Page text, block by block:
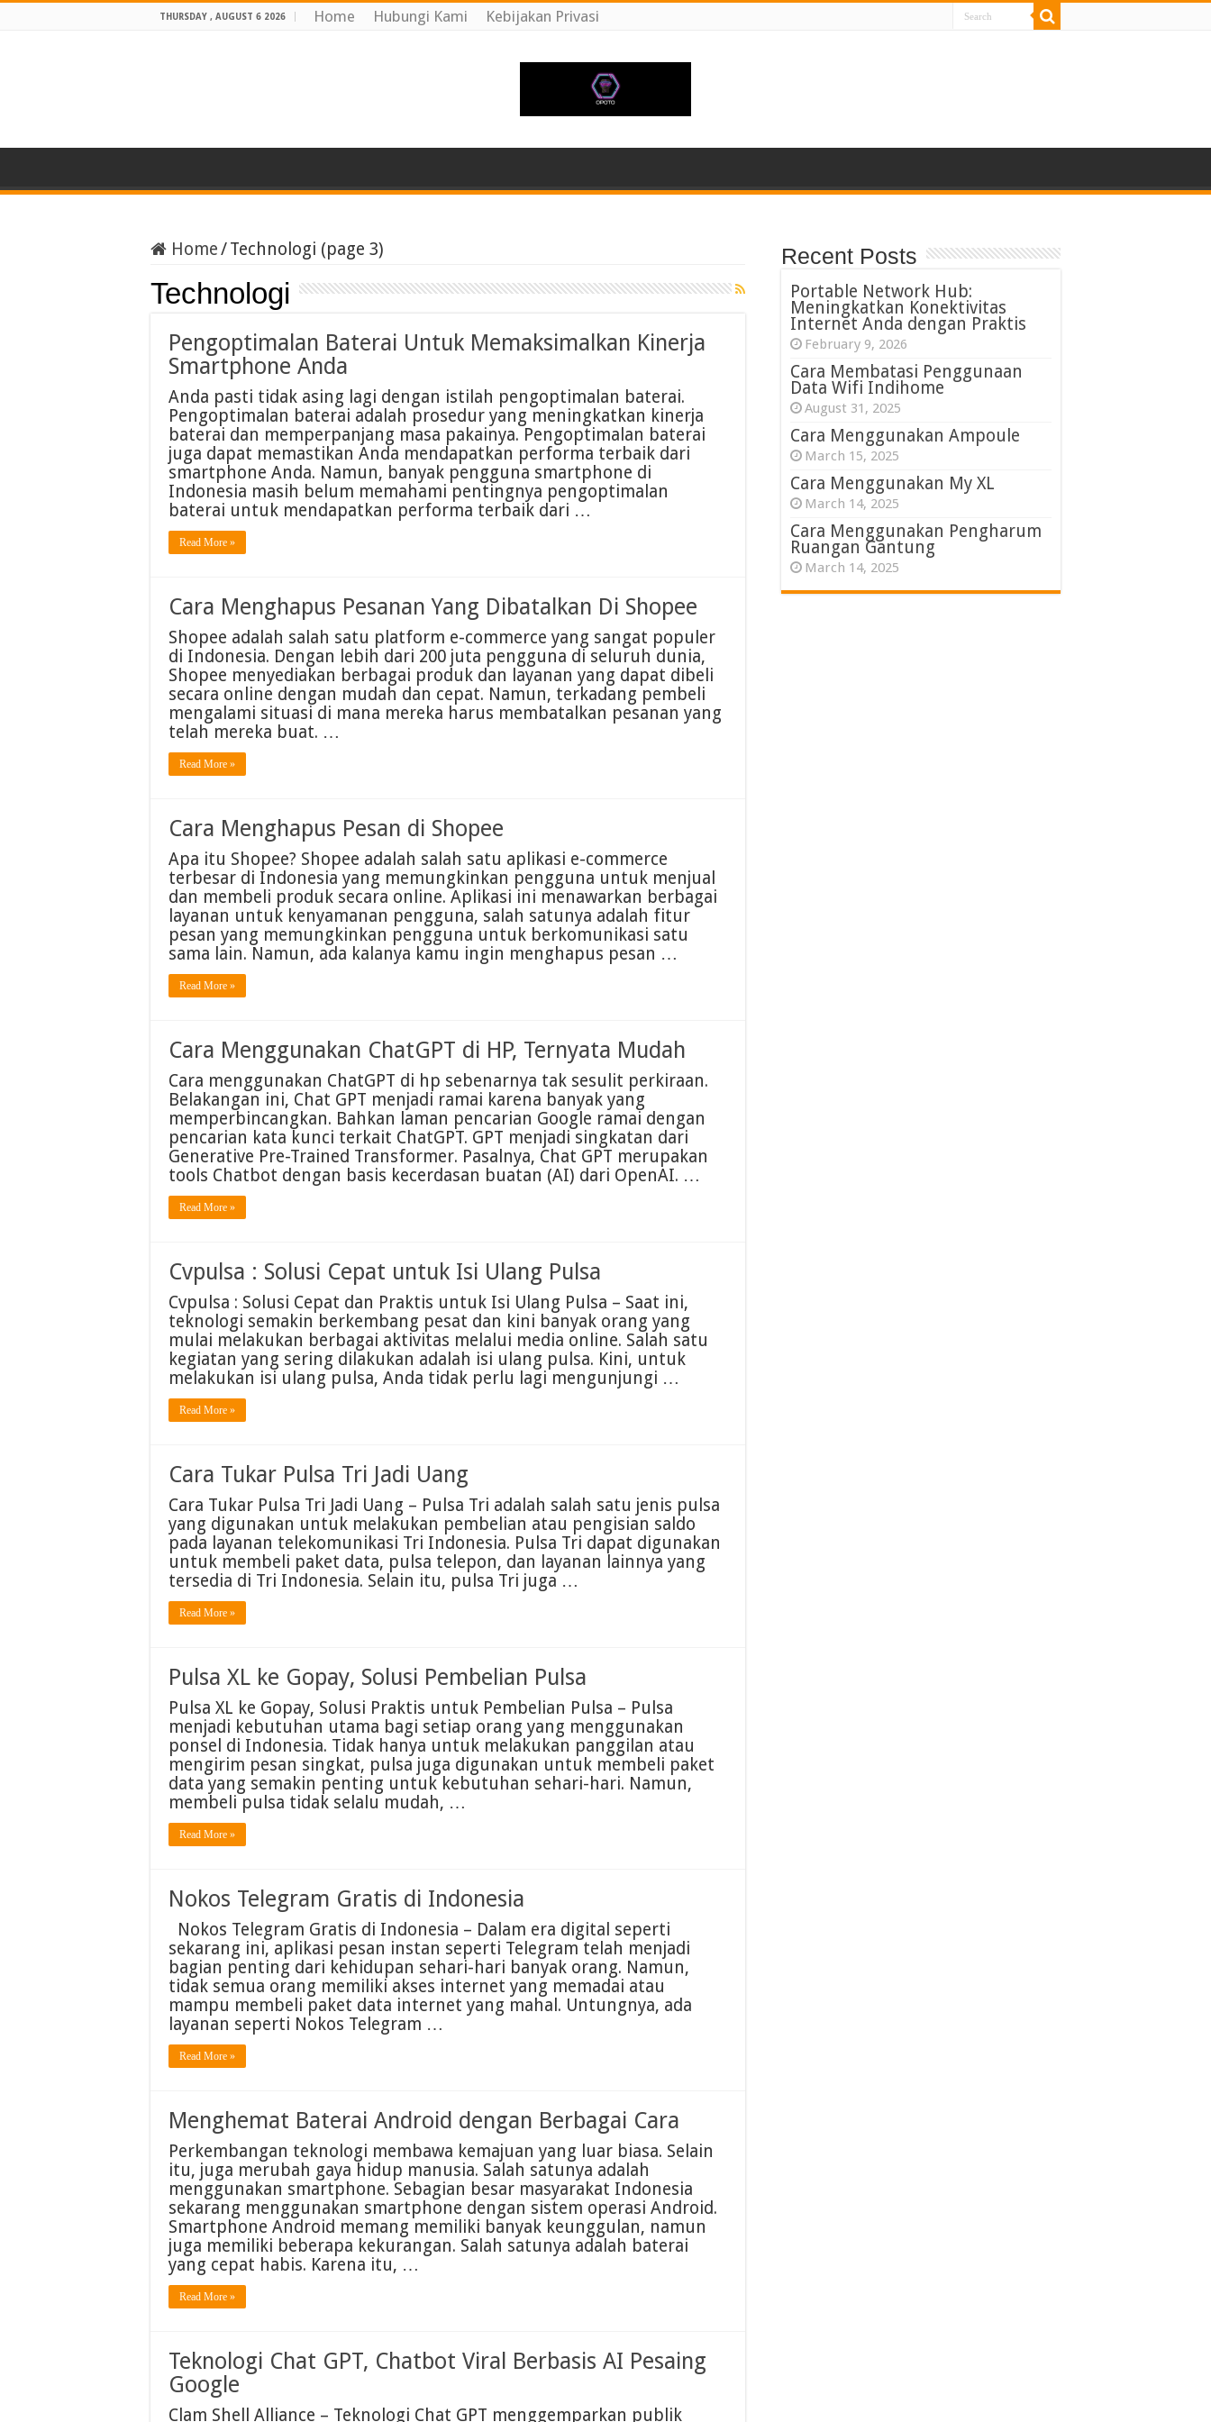
THURSDAY , AUGUST 6 2026 Home Hubungi Kami Kebijakan Privasi
Home/Technologi (page 3)
Technologi
Pengoptimalan Baterai Untuk Memaksimalkan Kinerja
Smartphone Anda
Anda pasti tidak asing lagi dengan istilah pengoptimalan baterai.
Pengoptimalan baterai adalah prosedur yang meningkatkan kinerja
baterai dan memperpanjang masa pakainya. Pengoptimalan baterai
juga dapat memastikan Anda mendapatkan performa terbaik dari
smartphone Anda. Namun, banyak pengguna smartphone di
Indonesia masih belum memahami pentingnya pengoptimalan
baterai untuk mendapatkan performa terbaik dari …
Read More »
Cara Menghapus Pesanan Yang Dibatalkan Di Shopee
Shopee adalah salah satu platform e-commerce yang sangat populer
di Indonesia. Dengan lebih dari 200 juta pengguna di seluruh dunia,
Shopee menyediakan berbagai produk dan layanan yang dapat dibeli
secara online dengan mudah dan cepat. Namun, terkadang pembeli
mengalami situasi di mana mereka harus membatalkan pesanan yang
telah mereka buat. …
Read More »
Cara Menghapus Pesan di Shopee
Apa itu Shopee? Shopee adalah salah satu aplikasi e-commerce
terbesar di Indonesia yang memungkinkan pengguna untuk menjual
dan membeli produk secara online. Aplikasi ini menawarkan berbagai
layanan untuk kenyamanan pengguna, salah satunya adalah fitur
pesan yang memungkinkan pengguna untuk berkomunikasi satu
sama lain. Namun, ada kalanya kamu ingin menghapus pesan …
Read More »
Cara Menggunakan ChatGPT di HP, Ternyata Mudah
Cara menggunakan ChatGPT di hp sebenarnya tak sesulit perkiraan.
Belakangan ini, Chat GPT menjadi ramai karena banyak yang
memperbincangkan. Bahkan laman pencarian Google ramai dengan
pencarian kata kunci terkait ChatGPT. GPT menjadi singkatan dari
Generative Pre-Trained Transformer. Pasalnya, Chat GPT merupakan
tools Chatbot dengan basis kecerdasan buatan (AI) dari OpenAI. …
Read More »
Cvpulsa : Solusi Cepat untuk Isi Ulang Pulsa
Cvpulsa : Solusi Cepat dan Praktis untuk Isi Ulang Pulsa – Saat ini,
teknologi semakin berkembang pesat dan kini banyak orang yang
mulai melakukan berbagai aktivitas melalui media online. Salah satu
kegiatan yang sering dilakukan adalah isi ulang pulsa. Kini, untuk
melakukan isi ulang pulsa, Anda tidak perlu lagi mengunjungi …
Read More »
Cara Tukar Pulsa Tri Jadi Uang
Cara Tukar Pulsa Tri Jadi Uang – Pulsa Tri adalah salah satu jenis pulsa
yang digunakan untuk melakukan pembelian atau pengisian saldo
pada layanan telekomunikasi Tri Indonesia. Pulsa Tri dapat digunakan
untuk membeli paket data, pulsa telepon, dan layanan lainnya yang
tersedia di Tri Indonesia. Selain itu, pulsa Tri juga …
Read More »
Pulsa XL ke Gopay, Solusi Pembelian Pulsa
Pulsa XL ke Gopay, Solusi Praktis untuk Pembelian Pulsa – Pulsa
menjadi kebutuhan utama bagi setiap orang yang menggunakan
ponsel di Indonesia. Tidak hanya untuk melakukan panggilan atau
mengirim pesan singkat, pulsa juga digunakan untuk membeli paket
data yang semakin penting untuk kebutuhan sehari-hari. Namun,
membeli pulsa tidak selalu mudah, …
Read More »
Nokos Telegram Gratis di Indonesia
Nokos Telegram Gratis di Indonesia – Dalam era digital seperti
sekarang ini, aplikasi pesan instan seperti Telegram telah menjadi
bagian penting dari kehidupan sehari-hari banyak orang. Namun,
tidak semua orang memiliki akses internet yang memadai atau
mampu membeli paket data internet yang mahal. Untungnya, ada
layanan seperti Nokos Telegram …
Read More »
Menghemat Baterai Android dengan Berbagai Cara
Perkembangan teknologi membawa kemajuan yang luar biasa. Selain
itu, juga merubah gaya hidup manusia. Salah satunya adalah
menggunakan smartphone. Sebagian besar masyarakat Indonesia
sekarang menggunakan smartphone dengan sistem operasi Android.
Smartphone Android memang memiliki banyak keunggulan, namun
juga memiliki beberapa kekurangan. Salah satunya adalah baterai
yang cepat habis. Karena itu, …
Read More »
Teknologi Chat GPT, Chatbot Viral Berbasis AI Pesaing
Google
Clam Shell Alliance – Teknologi Chat GPT menggemparkan publik
Recent Posts
Portable Network Hub:
Meningkatkan Konektivitas
Internet Anda dengan Praktis
February 9, 2026
Cara Membatasi Penggunaan
Data Wifi Indihome
August 31, 2025
Cara Menggunakan Ampoule
March 15, 2025
Cara Menggunakan My XL
March 14, 2025
Cara Menggunakan Pengharum
Ruangan Gantung
March 14, 2025